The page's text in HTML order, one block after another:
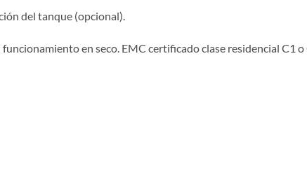
del tanque (opcional).
en seco. EMC certificado clase residencial C1 o